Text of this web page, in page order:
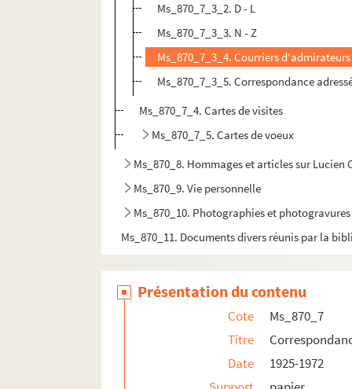
Ms_870_7_3_2. D - L
Ms_870_7_3_3. N - Z
Ms_870_7_3_4. Courriers d'admirateurs
Ms_870_7_3_5. Correspondance
Ms_870_7_4. Cartes de visites
Ms_870_7_5. Cartes de voeux
Ms_870_8. Hommages et articles sur Lucien
Ms_870_9. Vie personnelle
Ms_870_10. Photographies et photogravures
Ms_870_11. Documents divers réunis par la
Présentation du contenu
Cote
Ms_870_7
Titre
Date
1925-1972